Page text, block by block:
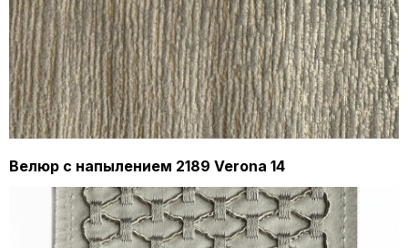
Велюр с напылением 2189 Verona 14